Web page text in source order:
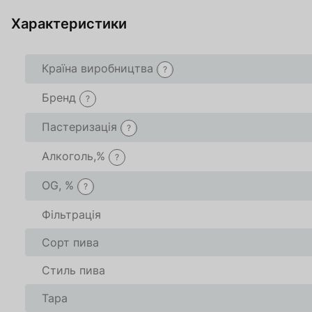
Характеристики
Країна виробництва ?
Бренд ?
Пастеризація ?
Алкоголь,% ?
OG, % ?
Фільтрація
Сорт пива
Стиль пива
Тара